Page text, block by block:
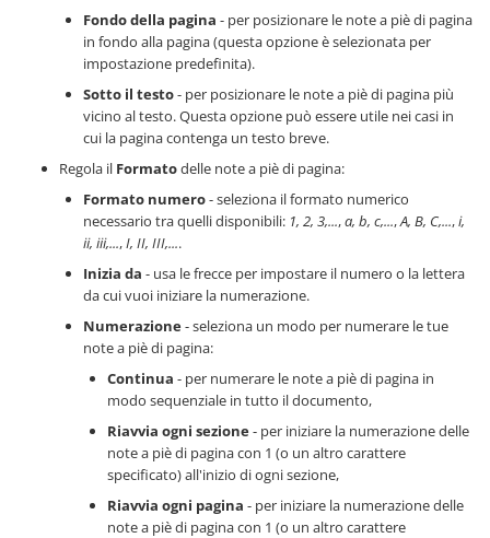
Fondo della pagina - per posizionare le note a piè di pagina
in fondo alla pagina (questa opzione è selezionata per
impostazione predefinita).
Sotto il testo- per posizionare le note a piè di pagina più
vicino al testo. Questa opzione può essere utile nei casi in
cui la pagina contenga un testo breve.
Regola il Formatodelle note a piè di pagina:
Formato numero- seleziona il formato numerico
necessario tra quelli disponibili: 1, 2, 3,...,a, b, c,...,A, B, C,...,i,
ii, iii,...,I, II, III,....
Inizia da - usa le frecce per impostare il numero o la lettera
da cui vuoi iniziare la numerazione.
Numerazione- seleziona un modo per numerare le tue
note a piè di pagina:
Continua - per numerare le note a piè di pagina in
modo sequenziale in tutto il documento,
Riavvia ogni sezione- per iniziare la numerazione delle
note a piè di pagina con 1 (o un altro carattere
specificato) all'inizio di ogni sezione,
Riavvia ogni pagina - per iniziare la numerazione delle
note a piè di pagina con 1 (o un altro carattere